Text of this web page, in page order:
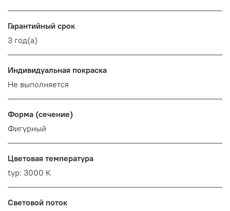
Гарантийный срок
3 год(а)
Индивидуальная покраска
Не выполняется
Форма (сечение)
Фигурный
Цветовая температура
typ: 3000 K
Световой поток